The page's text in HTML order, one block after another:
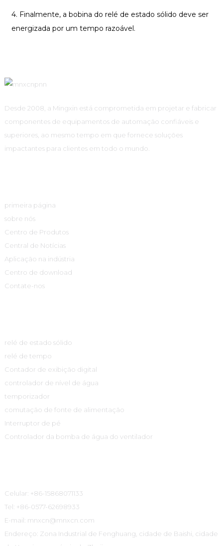
4. Finalmente, a bobina do relé de estado sólido deve ser
energizada por um tempo razoável.
Desde 2008, a Mingxin está comprometida em projetar e fabricar
componentes de equipamentos de automação confiáveis ​​e
superiores, ao mesmo tempo em que fornece soluções
impactantes para clientes em todo o mundo.
primeira página
sobre nós
Centro de Produtos
Central de Notícias
Aplicação na indústria
Centro de download
Contate-nos
relé de estado sólido
relé de tempo
Contador de exibição digital
controlador de nível de água
temporizador
comutação de fonte de alimentação
Interruptor de pé
Controlador da bomba de água do ventilador
Celular: +86-15868071133
Tel: +86-0577-62698933
E-mail: mnxcn@mnxcn.com
Endereço: Zona Industrial de Fenghuang, cidade de Baishi, cidade